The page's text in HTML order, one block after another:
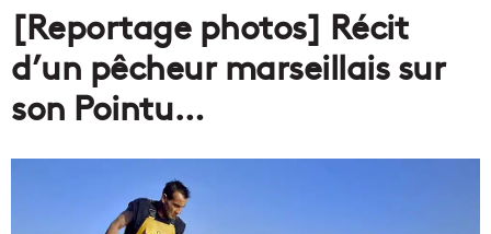
[Reportage photos] Récit
d’un pêcheur marseillais sur
son Pointu…